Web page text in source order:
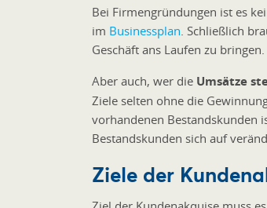
Bei Firmengründungen ist es
im Businessplan . Schließlich
Geschäft ans Laufen zu bringen.
Aber auch, wer die Umsätze
Ziele selten ohne die
vorhandenen Bestandskunden
Bestandskunden sich auf
Ziele der